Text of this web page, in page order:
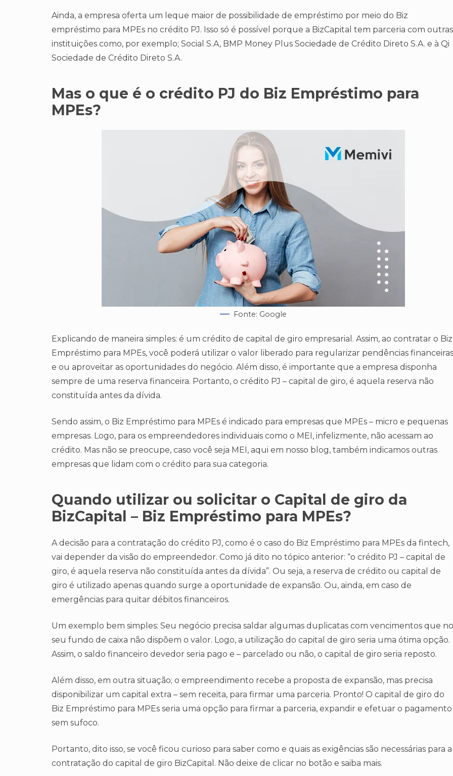
Ainda, a empresa oferta um leque maior de possibilidade de empréstimo por meio do Biz
empréstimo para MPEs no crédito PJ. Isso só é possível porque a BizCapital tem parceria com outras
instituições como, por exemplo; Social S.A, BMP Money Plus Sociedade de Crédito Direto S.A. e à Qi
Sociedade de Crédito Direto S.A.
Mas o que é o crédito PJ do Biz Empréstimo para
MPEs?
Fonte: Google
Explicando de maneira simples: é um crédito de capital de giro empresarial. Assim, ao contratar o Biz
Empréstimo para MPEs, você poderá utilizar o valor liberado para regularizar pendências financeiras
e ou aproveitar as oportunidades do negócio. Além disso, é importante que a empresa disponha
sempre de uma reserva financeira. Portanto, o crédito PJ – capital de giro, é aquela reserva não
constituída antes da dívida.
Sendo assim, o Biz Empréstimo para MPEs é indicado para empresas que MPEs – micro e pequenas
empresas. Logo, para os empreendedores individuais como o MEI, infelizmente, não acessam ao
crédito. Mas não se preocupe, caso você seja MEI, aqui em nosso blog, também indicamos outras
empresas que lidam com o crédito para sua categoria.
Quando utilizar ou solicitar o Capital de giro da
BizCapital – Biz Empréstimo para MPEs?
A decisão para a contratação do crédito PJ, como é o caso do Biz Empréstimo para MPEs da fintech,
vai depender da visão do empreendedor. Como já dito no tópico anterior: “o crédito PJ – capital de
giro, é aquela reserva não constituída antes da dívida”. Ou seja, a reserva de crédito ou capital de
giro é utilizado apenas quando surge a oportunidade de expansão. Ou, ainda, em caso de
emergências para quitar débitos financeiros.
Um exemplo bem simples: Seu negócio precisa saldar algumas duplicatas com vencimentos que no
seu fundo de caixa não dispõem o valor. Logo, a utilização do capital de giro seria uma ótima opção.
Assim, o saldo financeiro devedor seria pago e – parcelado ou não, o capital de giro seria reposto.
Além disso, em outra situação; o empreendimento recebe a proposta de expansão, mas precisa
disponibilizar um capital extra – sem receita, para firmar uma parceria. Pronto! O capital de giro do
Biz Empréstimo para MPEs seria uma opção para firmar a parceria, expandir e efetuar o pagamento
sem sufoco.
Portanto, dito isso, se você ficou curioso para saber como e quais as exigências são necessárias para a
contratação do capital de giro BizCapital. Não deixe de clicar no botão e saiba mais.